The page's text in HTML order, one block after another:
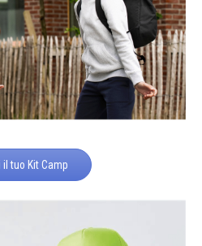
tuo Kit Camp